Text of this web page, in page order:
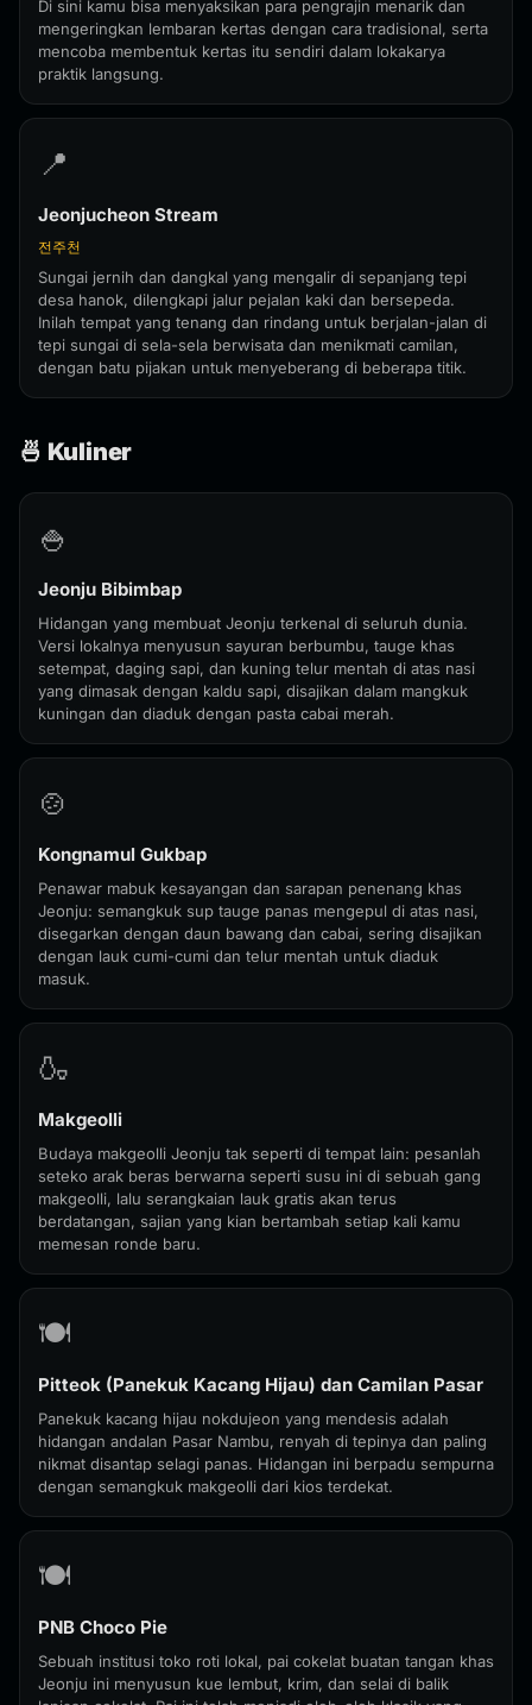
Di sini kamu bisa menyaksikan para pengrajin menarik dan
mengeringkan lembaran kertas dengan cara tradisional, serta
mencoba membentuk kertas itu sendiri dalam lokakarya
praktik langsung.
📍
Jeonjucheon Stream
전주천
Sungai jernih dan dangkal yang mengalir di sepanjang tepi
desa hanok, dilengkapi jalur pejalan kaki dan bersepeda.
Inilah tempat yang tenang dan rindang untuk berjalan-jalan di
tepi sungai di sela-sela berwisata dan menikmati camilan,
dengan batu pijakan untuk menyeberang di beberapa titik.
🍜 Kuliner
🍚
Jeonju Bibimbap
Hidangan yang membuat Jeonju terkenal di seluruh dunia.
Versi lokalnya menyusun sayuran berbumbu, tauge khas
setempat, daging sapi, dan kuning telur mentah di atas nasi
yang dimasak dengan kaldu sapi, disajikan dalam mangkuk
kuningan dan diaduk dengan pasta cabai merah.
🍲
Kongnamul Gukbap
Penawar mabuk kesayangan dan sarapan penenang khas
Jeonju: semangkuk sup tauge panas mengepul di atas nasi,
disegarkan dengan daun bawang dan cabai, sering disajikan
dengan lauk cumi-cumi dan telur mentah untuk diaduk
masuk.
🍶
Makgeolli
Budaya makgeolli Jeonju tak seperti di tempat lain: pesanlah
seteko arak beras berwarna seperti susu ini di sebuah gang
makgeolli, lalu serangkaian lauk gratis akan terus
berdatangan, sajian yang kian bertambah setiap kali kamu
memesan ronde baru.
🍽️
Pitteok (Panekuk Kacang Hijau) dan Camilan Pasar
Panekuk kacang hijau nokdujeon yang mendesis adalah
hidangan andalan Pasar Nambu, renyah di tepinya dan paling
nikmat disantap selagi panas. Hidangan ini berpadu sempurna
dengan semangkuk makgeolli dari kios terdekat.
🍽️
PNB Choco Pie
Sebuah institusi toko roti lokal, pai cokelat buatan tangan khas
Jeonju ini menyusun kue lembut, krim, dan selai di balik